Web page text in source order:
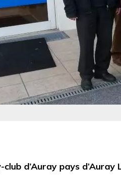
d’Auray pays d’Auray